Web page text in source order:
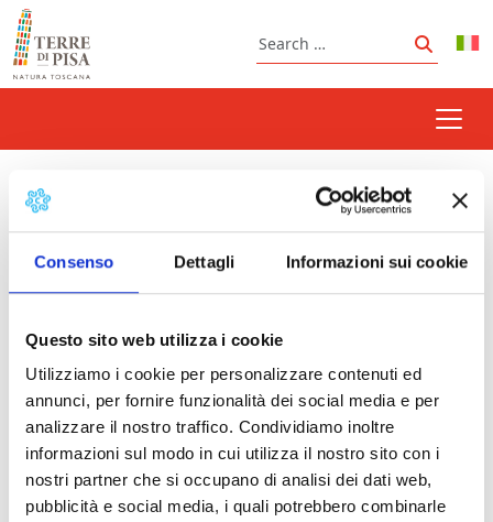
Consenso Dettagli Informazioni sui cookie
Questo sito web utilizza i cookie
Utilizziamo i cookie per personalizzare contenuti ed
annunci, per fornire funzionalità dei social media e per
analizzare il nostro traffico. Condividiamo inoltre
informazioni sul modo in cui utilizza il nostro sito con i
nostri partner che si occupano di analisi dei dati web,
pubblicità e social media, i quali potrebbero combinarle
Skip to content
Search
Search
white night
Prossimi eventi
Wine night | Montescudaio- 15/08/2026 - Tutto
il giorno
Red Night: Bacco, Palaia and Venere | Palaia
06/09/2026 - 19:00 - 23:45